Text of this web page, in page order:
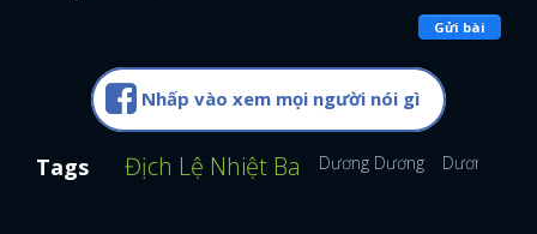
Gửi bài
Nhấp vào xem mọi người nói gì
Tags Địch Lệ Nhiệt Ba Dương Dương Dương Mịch